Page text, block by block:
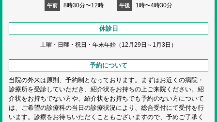
午前 8時30分〜12時 午後 1時〜4時30分
休診日
土曜・日曜・祝日・ 年末年始（12月29日～1月3日）
予約について
当院の外来は原則、予約制となっております。まずはお近くの病院・
診療所を受診していただき、紹介状をお持ちの上ご来院ください。紹
介状をお持ちでない方や、紹介状をお持ちでも予約のない方について
は、ご希望の診療科の当日の診療状況により、総合受付にて受付を行
います。診療をお待ちいただくこともございますので、予めご了承く